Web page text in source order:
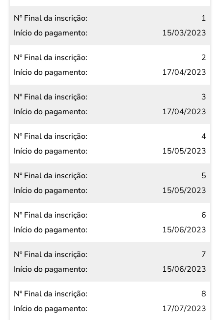
Início do
pagamento
1
15/03/2023
2
17/04/2023
3
17/04/2023
4
15/05/2023
5
15/05/2023
6
15/06/2023
7
15/06/2023
8
17/07/2023